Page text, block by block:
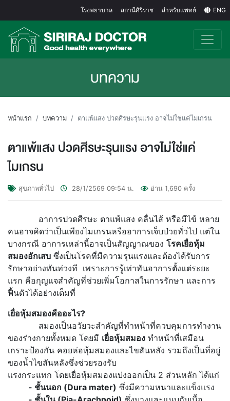
โรงพยาบาล สถานีศิริราช สำหรับแพทย์ ENG
บทความ
หน้าแรก บทความ ตาแพ้แสง ปวดศีรษะรุนแรง อาจไม่ใช่แค่ไมเกรน
ตาแพ้แสง ปวดศีรษะรุนแรง อาจไม่ใช่แค่
ไมเกรน
สุขภาพทั่วไป 28/1/2569 09:54 น. อ่าน 1,690 ครั้ง
อาการปวดศีรษะ ตาแพ้แสง คลื่นไส้ หรือมีไข้ หลาย
คนอาจคิดว่าเป็นเพียงไมเกรนหรืออาการเจ็บป่วยทั่วไป แต่ใน
บางกรณี อาการเหล่านี้อาจเป็นสัญญาณของ โรคเยื่อหุ้ม
สมองอักเสบ ซึ่งเป็นโรคที่มีความรุนแรงและต้องได้รับการ
รักษาอย่างทันท่วงที เพราะการรู้เท่าทันอาการตั้งแต่ระยะ
แรก คือกุญแจสำคัญที่ช่วยเพิ่มโอกาสในการรักษา และการ
ฟื้นตัวได้อย่างเต็มที่
เยื่อหุ้มสมองคืออะไร?
สมองเป็นอวัยวะสำคัญที่ทำหน้าที่ควบคุมการทำงาน
ของร่างกายทั้งหมด โดยมี เยื่อหุ้มสมอง ทำหน้าที่เสมือน
เกราะป้องกัน คอยห่อหุ้มสมองและไขสันหลัง รวมถึงเป็นที่อยู่
ของน้ำไขสันหลังซึ่งช่วยรองรับ
แรงกระแทก โดยเยื่อหุ้มสมองแบ่งออกเป็น 2 ส่วนหลัก ได้แก่
- ชั้นนอก (Dura mater) ซึ่งมีความหนาและแข็งแรง